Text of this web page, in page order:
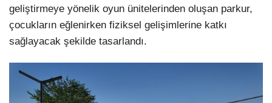
geliştirmeye yönelik oyun ünitelerinden oluşan parkur,
çocukların eğlenirken fiziksel gelişimlerine katkı
sağlayacak şekilde tasarlandı.